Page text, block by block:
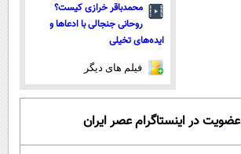
محمدباقر خرازی کیست؟
روحانی جنجالی با ادعاها و
ایده‌های تخیلی
فیلم های دیگر
عضویت در اینستاگرام عصر ایران